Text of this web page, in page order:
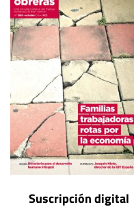
Suscripción digital